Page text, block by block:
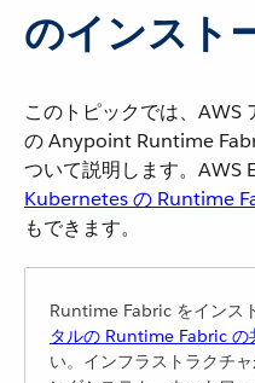
のインスト
このトピックでは、
の Anypoint Runtime
ついて説明します。AWS
Kubernetes の Runtime
もできます。
Runtime Fabric をインス
タルの Runtime Fabric の
い。インフラストラクチ